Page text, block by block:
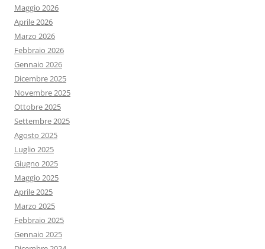
Maggio 2026
Aprile 2026
Marzo 2026
Febbraio 2026
Gennaio 2026
Dicembre 2025
Novembre 2025
Ottobre 2025
Settembre 2025
Agosto 2025
Luglio 2025
Giugno 2025
Maggio 2025
Aprile 2025
Marzo 2025
Febbraio 2025
Gennaio 2025